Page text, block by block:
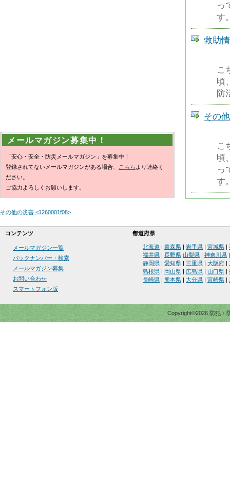
っ
す
救助
こ
頃
防
その
こ
頃
っ
す
メールマガジン募集中！
「安心・安全・防災メールマガジン」を募集中！
登録されてないメールマガジンがある場合、
こちら より連絡く
ださい。
ご協力よろしくお願いします。
その他の災害 <1260001f08>
コンテンツ 都道府県
メールマガジン一覧
バックナンバー・検索
メールマガジン募集
お問い合わせ
スマートフォン版
北海道 青森県 岩手県 宮城県
福井県
長野県 山梨県 神奈川県
静岡県
愛知県 三重県 大阪府
島根県
岡山県 広島県 山口県
長崎県
熊本県 大分県 宮崎県
Copyright©2026 防犯・